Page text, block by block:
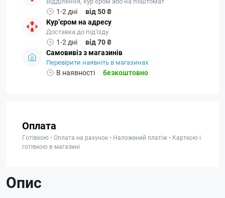
1-2 дні
від 50 ₴
Кур’єром на адресу
Доставка до під'їзду
1-2 дні
від 70 ₴
Самовивіз з магазинів
Перевірити наявніть в магазинах
В наявності безкоштовно
Оплата
Готівкою • Оплата на рахунок • Наложений платіж • Карткою і
готівкою в магазині
Опис